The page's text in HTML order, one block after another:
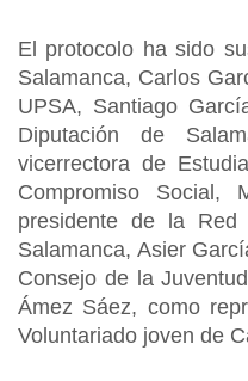
El protocolo ha sido
Salamanca, Carlos
UPSA, Santiago
Diputación de
vicerrectora de
Compromiso Social,
presidente de la Red
Salamanca, Asier
Consejo de la
Ámez Sáez, como
Voluntariado joven de